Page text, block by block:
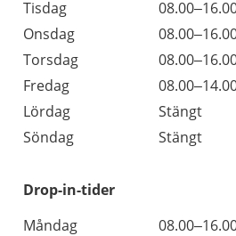
Tisdag
Onsdag
Torsdag
Fredag
Lördag
Stängt
Söndag
Stängt
Drop-in-tider
Måndag